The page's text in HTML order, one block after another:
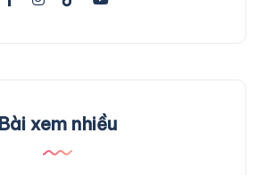
Bài xem nhiều